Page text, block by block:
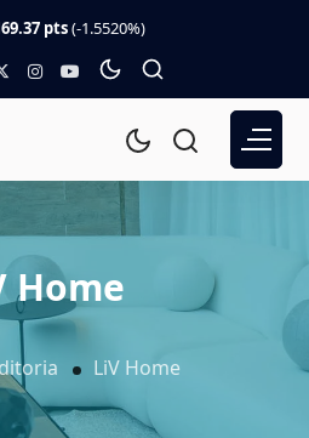
pts(-1.5520%)
Home
LiV Home